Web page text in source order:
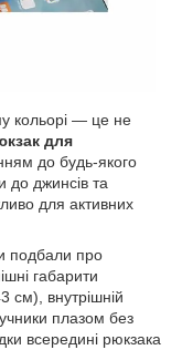
кольорі — це не
для
до будь-якого
до джинсів та
для активних
подбали про
габарити
см), внутрішній
плазом без
всередині рюкзака